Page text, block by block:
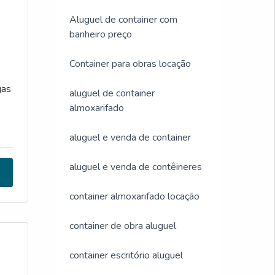
Aluguel de container com
banheiro preço
Container para obras locação
aluguel de container
almoxarifado
aluguel e venda de container
aluguel e venda de contêineres
container almoxarifado locação
container de obra aluguel
container escritório aluguel